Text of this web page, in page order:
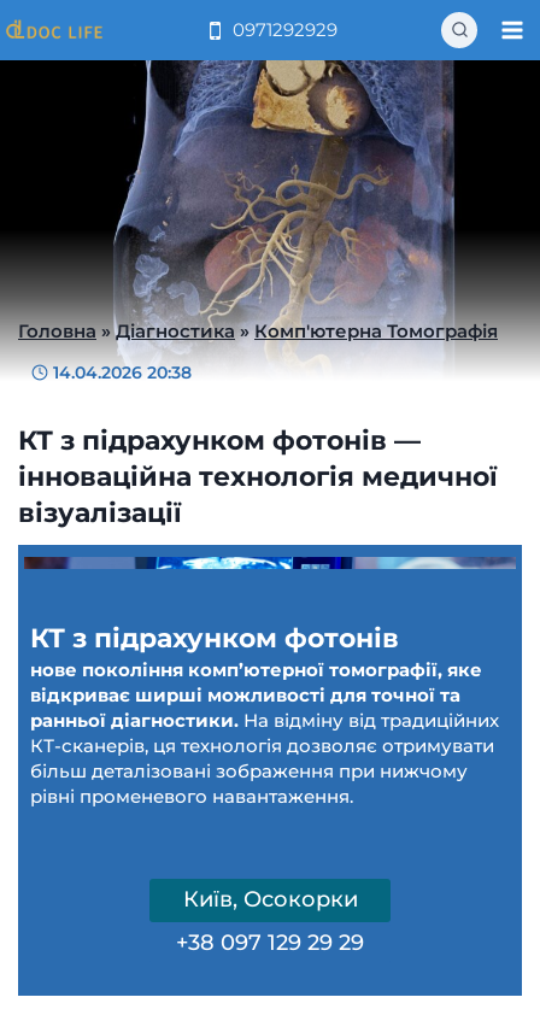
до
вмісту
0971292929
Головна»Діагностика»Комп'ютерна Томографія
14.04.2026 20:38
КТ з підрахунком фотонів —
інноваційна технологія медичної
візуалізації
Київ, Осокорки
+38 097 129 29 29
нове покоління комп’ютерної томографії, яке
відкриває ширші можливості для точної та
ранньої діагностики. На відміну від традиційних
КТ-сканерів, ця технологія дозволяє отримувати
більш деталізовані зображення при нижчому
рівні променевого навантаження.
КТ з підрахунком фотонів